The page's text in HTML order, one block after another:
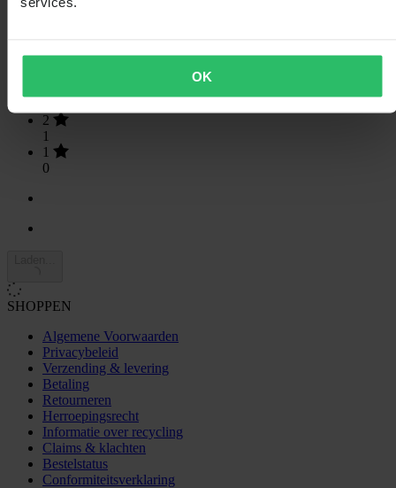
OK
4
2
1
1
0
SHOPPEN
Algemene Voorwaarden
Privacybeleid
Verzending & levering
Betaling
Retourneren
Herroepingsrecht
Informatie over recycling
Claims & klachten
Bestelstatus
Conformiteitsverklaring